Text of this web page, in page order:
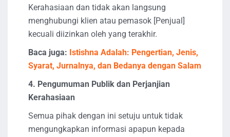
Kerahasiaan dan tidak akan langsung
menghubungi klien atau pemasok [Penjual]
kecuali diizinkan oleh yang terakhir.
Baca juga: Istishna Adalah: Pengertian, Jenis,
Syarat, Jurnalnya, dan Bedanya dengan Salam
4. Pengumuman Publik dan Perjanjian
Kerahasiaan
Semua pihak dengan ini setuju untuk tidak
mengungkapkan informasi apapun kepada